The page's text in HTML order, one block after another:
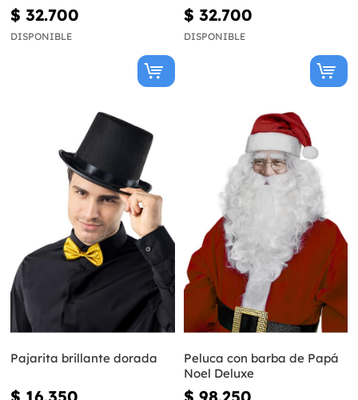
$ 32.700
DISPONIBLE
$ 32.700
DISPONIBLE
Pajarita brillante dorada
Peluca con barba de Papá
Noel Deluxe